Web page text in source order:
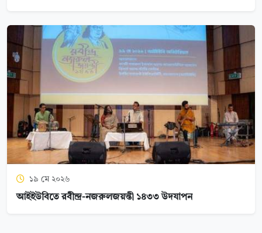
১৯ মে ২০২৬
আইইউবিতে রবীন্দ্র-নজরুলজয়ন্তী ১৪৩৩ উদযাপন